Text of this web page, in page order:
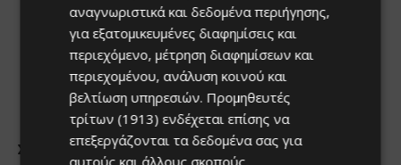
αναγνωριστικά και δεδομένα περιήγησης,
για εξατομικευμένες διαφημίσεις και
περιεχόμενο, μέτρηση διαφημίσεων και
περιεχομένου, ανάλυση κοινού και
βελτίωση υπηρεσιών. Προμηθευτές
τρίτων (1913) ενδέχεται επίσης να
επεξεργάζονται τα δεδομένα σας για
αυτούς και άλλους σκοπούς,